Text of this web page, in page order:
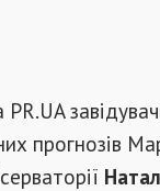
прогнозів